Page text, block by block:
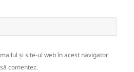
și site-ul web în acest navigator
comentez.